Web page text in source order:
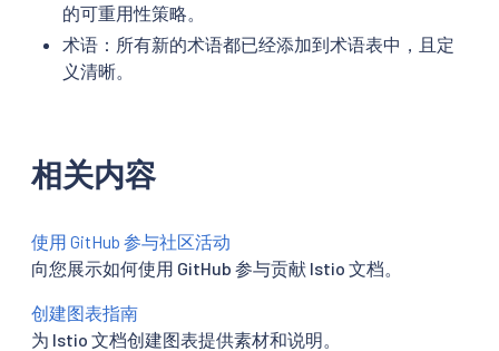
的可重用性策略。
术语：所有新的术语都已经添加到术语表中，且定
义清晰。
相关内容
使用 GitHub 参与社区活动
向您展示如何使用 GitHub 参与贡献 Istio 文档。
创建图表指南
为 Istio 文档创建图表提供素材和说明。